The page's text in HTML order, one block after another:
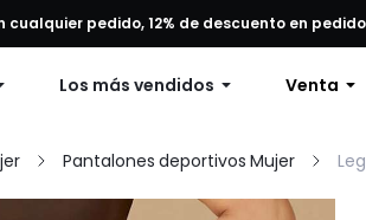
cualquier pedido, 12% de descuento en
Envío gratuito en
Los más vendidos Venta
Pantalones deportivos Mujer